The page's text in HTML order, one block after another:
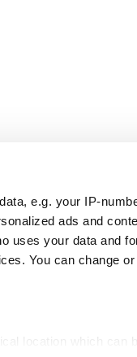
e.g. your IP-
ads and
uses your data and
You can change
50203309441,
neattiecas
neattiecas investoru
gada 3. marta